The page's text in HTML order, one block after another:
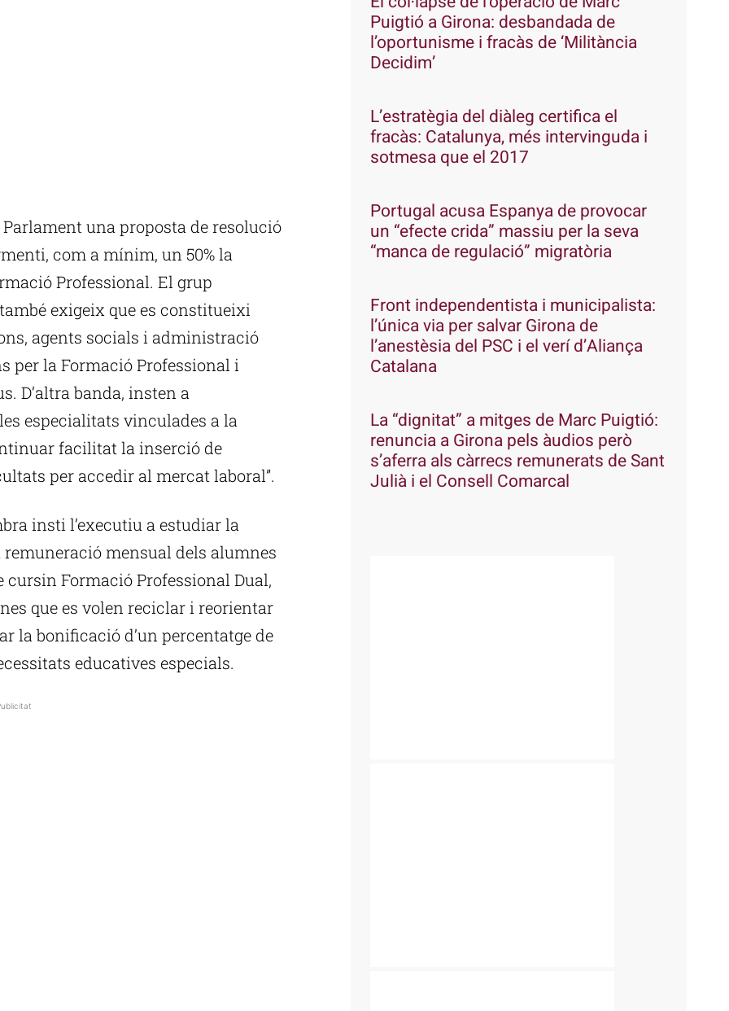
una proposta de resolució
com a mínim, un 50% la
Professional. El grup
exigeix que es constitueixi
agents socials i administració
per la Formació Professional i
D’altra banda, insten a
especialitats vinculades a la
facilitat la inserció de
per accedir al mercat laboral”.
insti l’executiu a estudiar la
mensual dels alumnes
cursin Formació Professional Dual,
que es volen reciclar i reorientar
la bonificació d’un percentatge de
educatives especials.
Puigtió a Girona: desbandada de
l’oportunisme i fracàs de ‘Militància
Decidim’
L’estratègia del diàleg certifica el
fracàs: Catalunya, més intervinguda i
sotmesa que el 2017
Portugal acusa Espanya de provocar
un “efecte crida” massiu per la seva
“manca de regulació” migratòria
Front independentista i municipalista:
l’única via per salvar Girona de
l’anestèsia del PSC i el verí d’Aliança
Catalana
La “dignitat” a mitges de Marc Puigtió:
renuncia a Girona pels àudios però
s’aferra als càrrecs remunerats de Sant
Julià i el Consell Comarcal